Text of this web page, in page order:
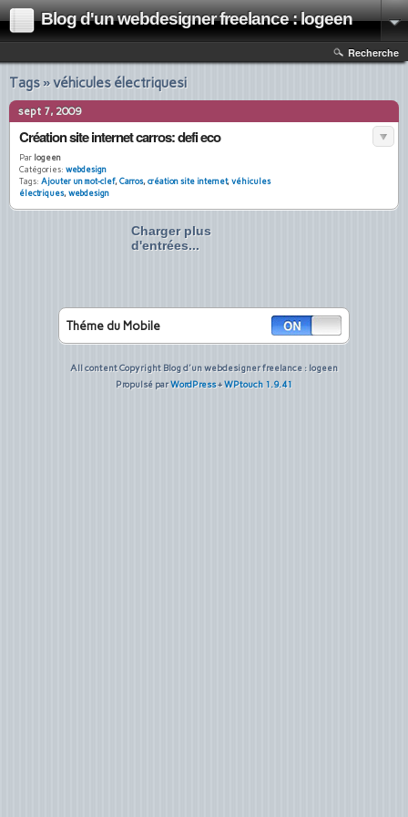
Blog d'un webdesigner freelance : logeen
Recherche
Tags » véhicules électriquesi
sept 7, 2009
Création site internet carros: defi eco
Par logeen
Catégories: webdesign
Tags: Ajouter un mot-clef,Carros,création site internet,véhicules
électriques,webdesign
Charger plus
d'entrées...
Théme du Mobile
All content Copyright Blog d'un webdesigner freelance : logeen
Propulsé parWordPress+WPtouch 1.9.41